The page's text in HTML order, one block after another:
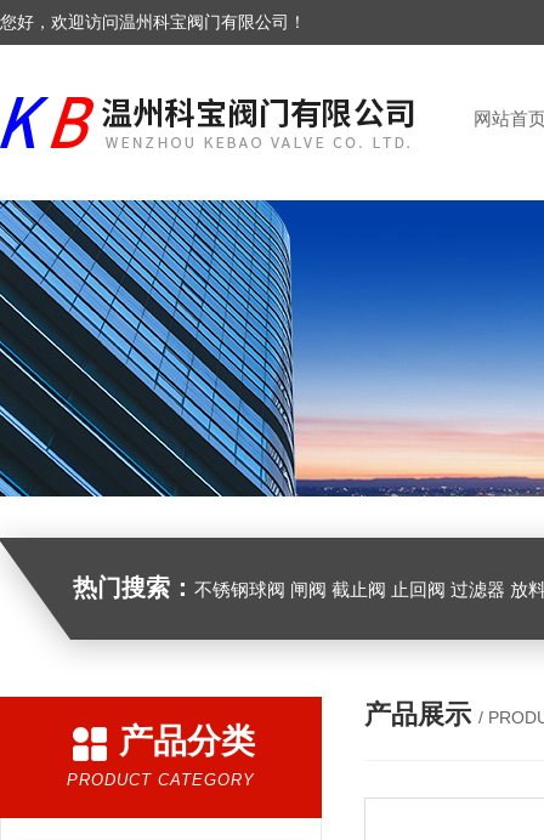
您好，欢迎访问温州科宝阀门有限公司！
网站首
热门搜索： 不锈钢球阀 闸阀 截止阀 止回阀 过滤器 放
产品分类
PRODUCT CATEGORY
产品展示 /